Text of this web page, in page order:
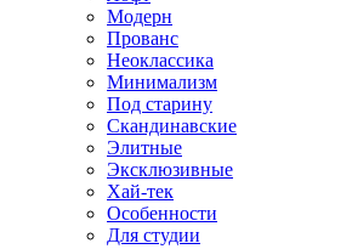
Модерн
Прованс
Неоклассика
Минимализм
Под старину
Скандинавские
Элитные
Эксклюзивные
Хай-тек
Особенности
Для студии